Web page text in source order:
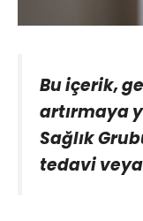
Bu içerik,
artırmaya
Sağlık
tedavi